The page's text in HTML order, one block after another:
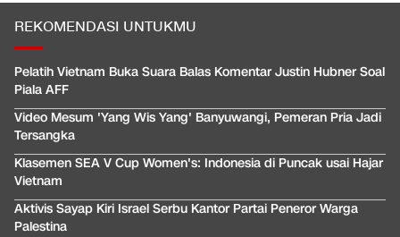
REKOMENDASI UNTUKMU
Pelatih Vietnam Buka Suara Balas Komentar Justin Hubner Soal
Piala AFF
Video Mesum 'Yang Wis Yang' Banyuwangi, Pemeran Pria Jadi
Tersangka
Klasemen SEA V Cup Women's: Indonesia di Puncak usai Hajar
Vietnam
Aktivis Sayap Kiri Israel Serbu Kantor Partai Peneror Warga
Palestina